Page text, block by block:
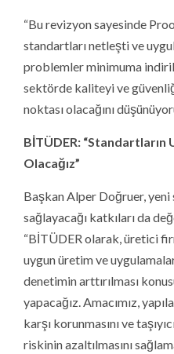
“Bu revizyon sayesinde
standartları netleşti ve
problemler minimuma
sektörde kaliteyi ve
noktası olacağını
BİTÜDER: “Standartların
Olacağız”
Başkan Alper Doğruer,
sağlayacağı katkıları da
“BİTÜDER olarak, üretici
uygun üretim ve
denetimin arttırılması
yapacağız. Amacımız,
karşı korunmasını ve
riskinin azaltılmasını